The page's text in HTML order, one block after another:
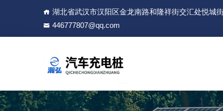
湖北省武汉市汉阳区金龙南路和隆祥街交汇处悦城
446777807@qq.com